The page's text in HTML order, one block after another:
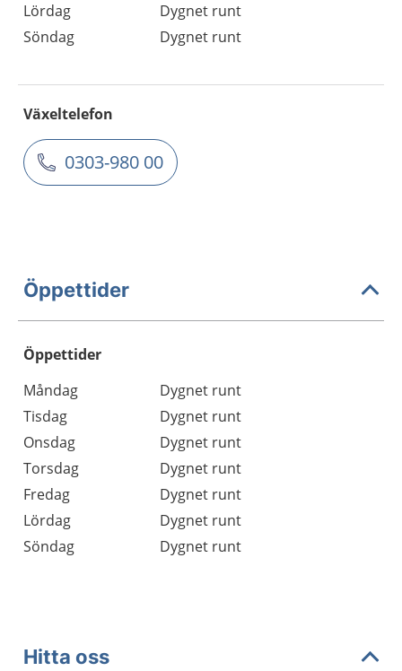
Lördag
Dygnet runt
Söndag
Dygnet runt
Växeltelefon
0303-980 00
Öppettider
Öppettider
Dag
Öppettider
Kommentarer
Måndag
Dygnet runt
Tisdag
Dygnet runt
Onsdag
Dygnet runt
Torsdag
Dygnet runt
Fredag
Dygnet runt
Lördag
Dygnet runt
Söndag
Dygnet runt
Hitta oss